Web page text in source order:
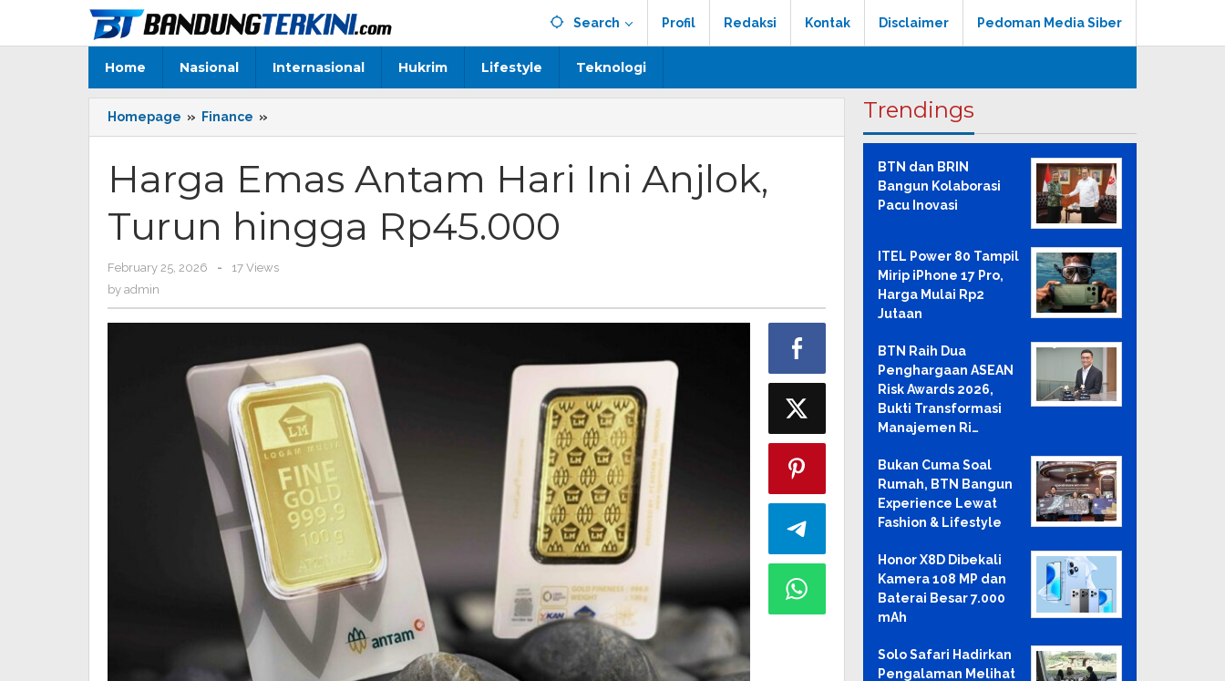
content
Search Profil Redaksi Kontak Disclaimer Pedoman Media Siber
Home Nasional Internasional Hukrim Lifestyle Teknologi
Homepage » Finance »
Emas
Hari
Ini
Turun
hingga
Rp45.000
Harga Emas Antam Hari Ini Anjlok,
Turun hingga Rp45.000
February 25, 2026
by
-
17 Views
by admin
Trendings
BTN dan BRIN
Bangun Kolaborasi
Pacu Inovasi
ITEL Power 80 Tampil
Mirip iPhone 17 Pro,
Harga Mulai Rp2
Jutaan
BTN Raih Dua
Penghargaan ASEAN
Risk Awards 2026,
Bukti Transformasi
Manajemen Ri…
Bukan Cuma Soal
Rumah, BTN Bangun
Experience Lewat
Fashion & Lifestyle
Honor X8D Dibekali
Kamera 108 MP dan
Baterai Besar 7.000
mAh
Solo Safari Hadirkan
Pengalaman Melihat